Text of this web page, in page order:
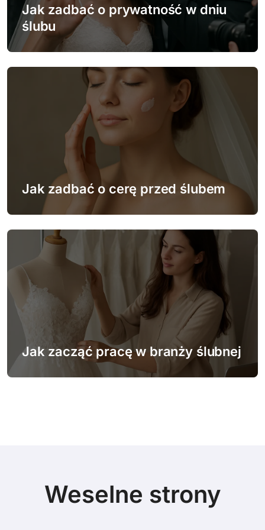
w
p
i
Jak zadbać o prywatność w dniu
ślubu
Jak zadbać o cerę przed ślubem
Jak zacząć pracę w branży ślubnej
Weselne strony